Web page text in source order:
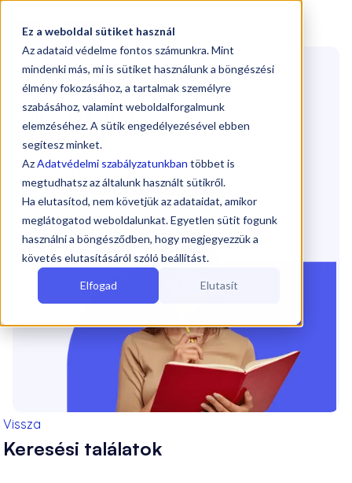
Ez a weboldal sütiket használ
Az adataid védelme fontos számunkra. Mint
mindenki más, mi is sütiket használunk a böngészési
élmény fokozásához, a tartalmak személyre
szabásához, valamint weboldalforgalmunk
elemzéséhez. A sütik engedélyezésével ebben
segítesz minket.
AzAdatvédelmi szabályzatunkban többet is
megtudhatsz az általunk használt sütikről.
Ha elutasítod, nem követjük az adataidat, amikor
meglátogatod weboldalunkat. Egyetlen sütit fogunk
használni a böngésződben, hogy megjegyezzük a
követés elutasításáról szóló beállítást.
Elfogad Elutasít
🤩 Blog
Minden ami
Könyvelés és
adózás
Vissza
Keresési találatok